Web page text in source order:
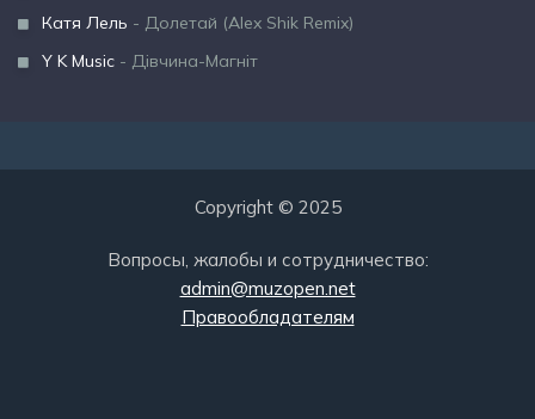
Катя Лель - Долетай (Alex Shik Remix)
Y K Music - Дівчина-Магніт
Copyright © 2025
Вопросы, жалобы и сотрудничество:
admin@muzopen.net
Правообладателям